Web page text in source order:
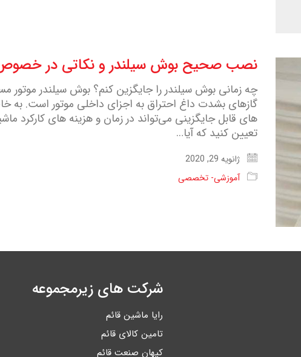
نصب صحیح بوش سیلندر و نکاتی در
چه زمانی بوش سیلندر را جایگزین کنم؟ بوش سیلندر
گازهای بشدت داغ احتراق به اجزای داخلی موتور است. به
های قابل جایگزینی می‌تواند در زمان و هزینه های کارکرد
تعیین کنید که آیا…
ژانویه 29, 2020
آموزشی- تخصصی
شرکت های زیرمجموعه
رایا ماشین قائم
تامین کالای قائم
کیهان صنعت قائم